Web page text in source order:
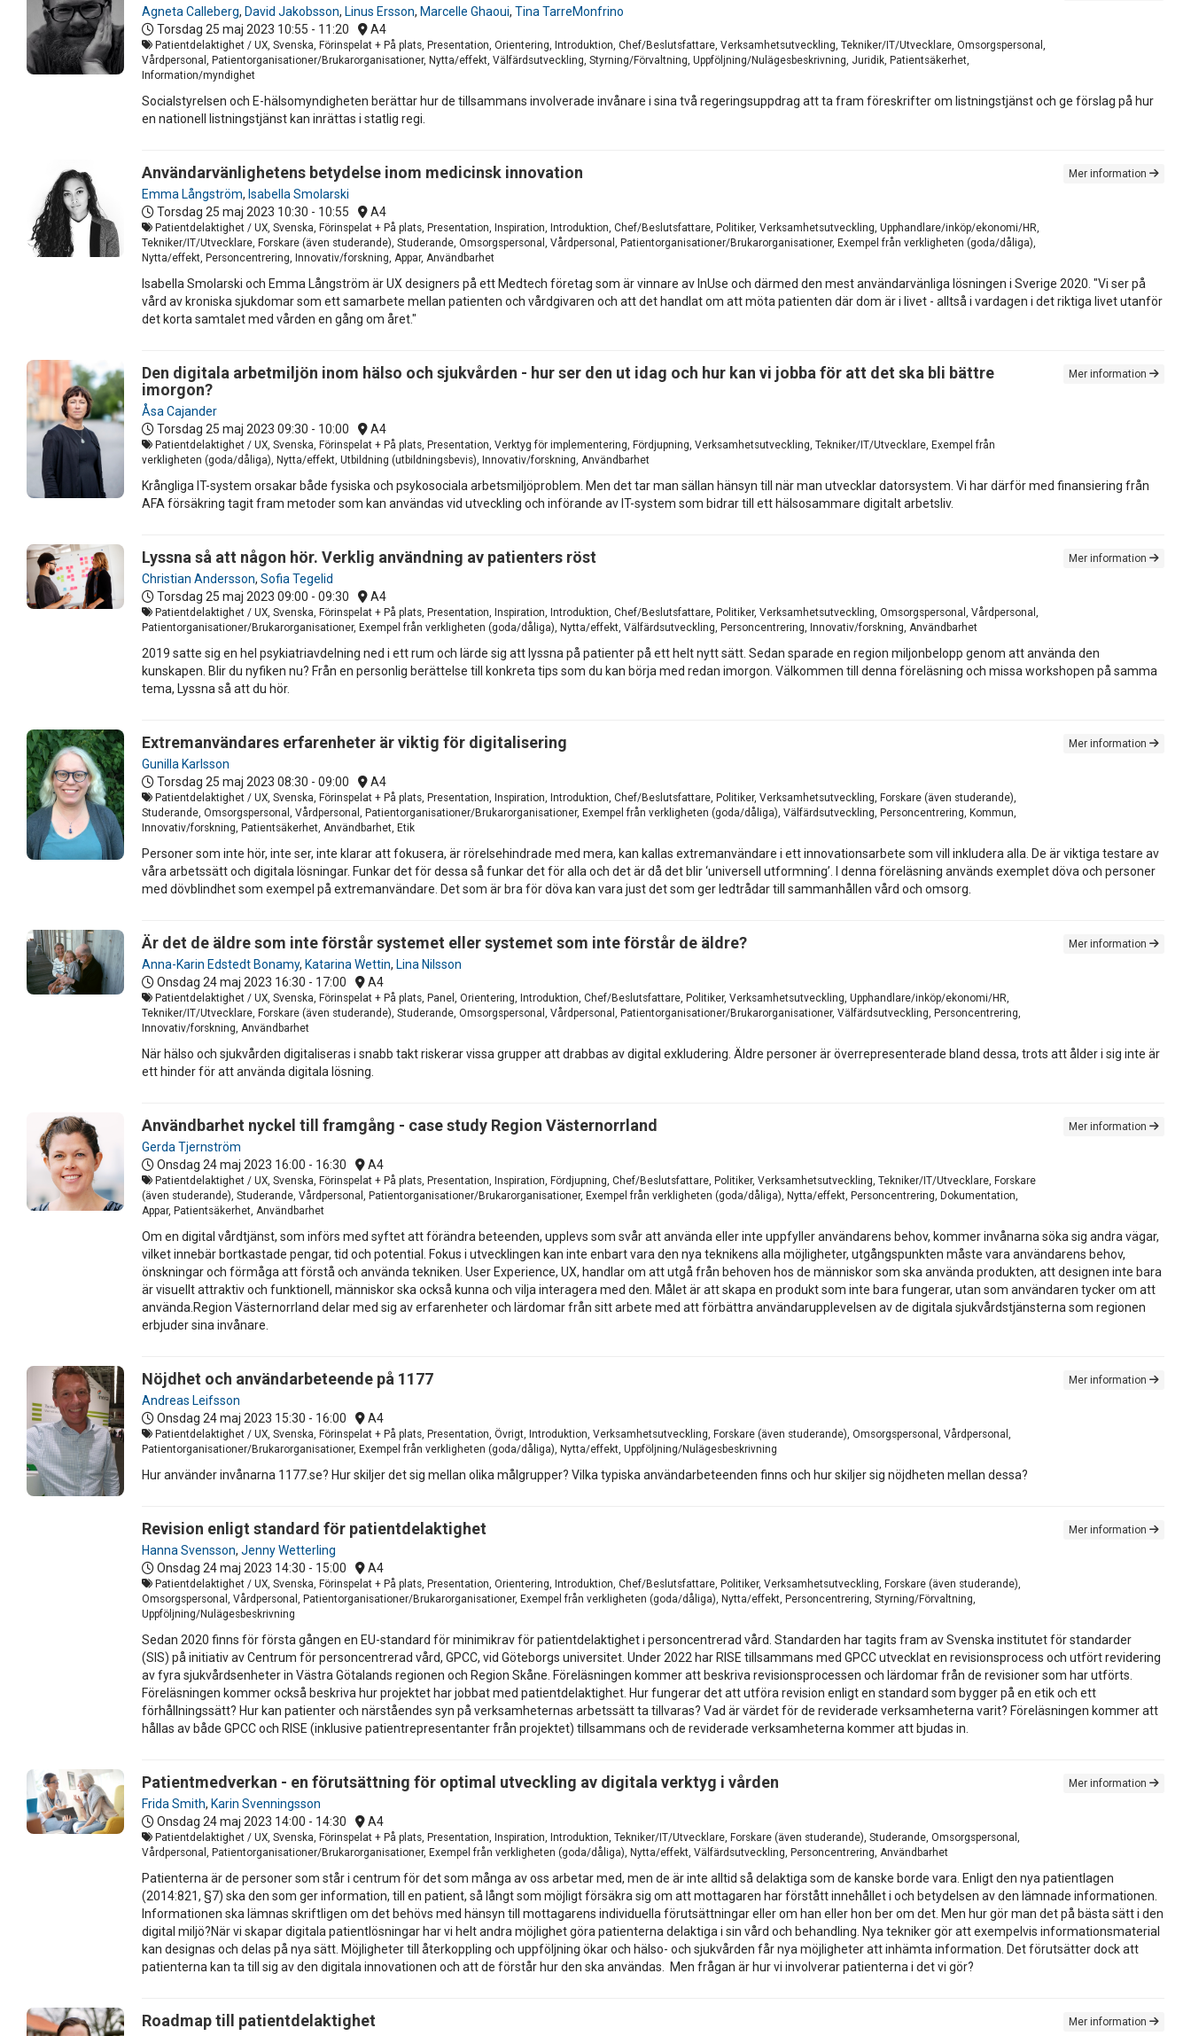
Agneta Calleberg, David Jakobsson, Linus Ersson, Marcelle Ghaoui, Tina TarreMonfrino
Torsdag 25 maj 2023 10:55 - 11:20 A4
Patientdelaktighet / UX, Svenska, Förinspelat + På plats, Presentation, Orientering, Introduktion, Chef/Beslutsfattare, Verksamhetsutveckling, Tekniker/IT/Utvecklare, Omsorgspersonal,
Vårdpersonal, Patientorganisationer/Brukarorganisationer, Nytta/effekt, Välfärdsutveckling, Styrning/Förvaltning, Uppföljning/Nulägesbeskrivning, Juridik, Patientsäkerhet,
Information/myndighet
Socialstyrelsen och E-hälsomyndigheten berättar hur de tillsammans involverade invånare i sina två regeringsuppdrag att ta fram föreskrifter om listningstjänst och ge förslag på hur
en nationell listningstjänst kan inrättas i statlig regi.
Användarvänlighetens betydelse inom medicinsk innovation
Emma Långström, Isabella Smolarski
Torsdag 25 maj 2023 10:30 - 10:55 A4
Patientdelaktighet / UX, Svenska, Förinspelat + På plats, Presentation, Inspiration, Introduktion, Chef/Beslutsfattare, Politiker, Verksamhetsutveckling, Upphandlare/inköp/ekonomi/HR,
Tekniker/IT/Utvecklare, Forskare (även studerande), Studerande, Omsorgspersonal, Vårdpersonal, Patientorganisationer/Brukarorganisationer, Exempel från verkligheten (goda/dåliga),
Nytta/effekt, Personcentrering, Innovativ/forskning, Appar, Användbarhet
Mer information
Isabella Smolarski och Emma Långström är UX designers på ett Medtech företag som är vinnare av InUse och därmed den mest användarvänliga lösningen i Sverige 2020. "Vi ser på
vård av kroniska sjukdomar som ett samarbete mellan patienten och vårdgivaren och att det handlat om att möta patienten där dom är i livet - alltså i vardagen i det riktiga livet utanför
det korta samtalet med vården en gång om året."
Den digitala arbetmiljön inom hälso och sjukvården - hur ser den ut idag och hur kan vi jobba för att det ska bli bättre
imorgon?
Åsa Cajander
Torsdag 25 maj 2023 09:30 - 10:00 A4
Patientdelaktighet / UX, Svenska, Förinspelat + På plats, Presentation, Verktyg för implementering, Fördjupning, Verksamhetsutveckling, Tekniker/IT/Utvecklare, Exempel från
verkligheten (goda/dåliga), Nytta/effekt, Utbildning (utbildningsbevis), Innovativ/forskning, Användbarhet
Mer information
Krångliga IT-system orsakar både fysiska och psykosociala arbetsmiljöproblem. Men det tar man sällan hänsyn till när man utvecklar datorsystem. Vi har därför med finansiering från
AFA försäkring tagit fram metoder som kan användas vid utveckling och införande av IT-system som bidrar till ett hälsosammare digitalt arbetsliv.
Lyssna så att någon hör. Verklig användning av patienters röst
Christian Andersson, Sofia Tegelid
Torsdag 25 maj 2023 09:00 - 09:30 A4
Patientdelaktighet / UX, Svenska, Förinspelat + På plats, Presentation, Inspiration, Introduktion, Chef/Beslutsfattare, Politiker, Verksamhetsutveckling, Omsorgspersonal, Vårdpersonal,
Patientorganisationer/Brukarorganisationer, Exempel från verkligheten (goda/dåliga), Nytta/effekt, Välfärdsutveckling, Personcentrering, Innovativ/forskning, Användbarhet
Mer information
2019 satte sig en hel psykiatriavdelning ned i ett rum och lärde sig att lyssna på patienter på ett helt nytt sätt. Sedan sparade en region miljonbelopp genom att använda den
kunskapen. Blir du nyfiken nu? Från en personlig berättelse till konkreta tips som du kan börja med redan imorgon. Välkommen till denna föreläsning och missa workshopen på samma
tema, Lyssna så att du hör.
Extremanvändares erfarenheter är viktig för digitalisering
Gunilla Karlsson
Torsdag 25 maj 2023 08:30 - 09:00 A4
Patientdelaktighet / UX, Svenska, Förinspelat + På plats, Presentation, Inspiration, Introduktion, Chef/Beslutsfattare, Politiker, Verksamhetsutveckling, Forskare (även studerande),
Studerande, Omsorgspersonal, Vårdpersonal, Patientorganisationer/Brukarorganisationer, Exempel från verkligheten (goda/dåliga), Välfärdsutveckling, Personcentrering, Kommun,
Innovativ/forskning, Patientsäkerhet, Användbarhet, Etik
Mer information
Personer som inte hör, inte ser, inte klarar att fokusera, är rörelsehindrade med mera, kan kallas extremanvändare i ett innovationsarbete som vill inkludera alla. De är viktiga testare av
våra arbetssätt och digitala lösningar. Funkar det för dessa så funkar det för alla och det är då det blir ‘universell utformning’. I denna föreläsning används exemplet döva och personer
med dövblindhet som exempel på extremanvändare. Det som är bra för döva kan vara just det som ger ledtrådar till sammanhållen vård och omsorg.
Är det de äldre som inte förstår systemet eller systemet som inte förstår de äldre?
Anna-Karin Edstedt Bonamy, Katarina Wettin, Lina Nilsson
Onsdag 24 maj 2023 16:30 - 17:00 A4
Patientdelaktighet / UX, Svenska, Förinspelat + På plats, Panel, Orientering, Introduktion, Chef/Beslutsfattare, Politiker, Verksamhetsutveckling, Upphandlare/inköp/ekonomi/HR,
Tekniker/IT/Utvecklare, Forskare (även studerande), Studerande, Omsorgspersonal, Vårdpersonal, Patientorganisationer/Brukarorganisationer, Välfärdsutveckling, Personcentrering,
Innovativ/forskning, Användbarhet
Mer information
När hälso och sjukvården digitaliseras i snabb takt riskerar vissa grupper att drabbas av digital exkludering. Äldre personer är överrepresenterade bland dessa, trots att ålder i sig inte är
ett hinder för att använda digitala lösning.
Användbarhet nyckel till framgång - case study Region Västernorrland
Gerda Tjernström
Onsdag 24 maj 2023 16:00 - 16:30 A4
Patientdelaktighet / UX, Svenska, Förinspelat + På plats, Presentation, Inspiration, Fördjupning, Chef/Beslutsfattare, Politiker, Verksamhetsutveckling, Tekniker/IT/Utvecklare, Forskare
(även studerande), Studerande, Vårdpersonal, Patientorganisationer/Brukarorganisationer, Exempel från verkligheten (goda/dåliga), Nytta/effekt, Personcentrering, Dokumentation,
Appar, Patientsäkerhet, Användbarhet
Mer information
Om en digital vårdtjänst, som införs med syftet att förändra beteenden, upplevs som svår att använda eller inte uppfyller användarens behov, kommer invånarna söka sig andra vägar,
vilket innebär bortkastade pengar, tid och potential. Fokus i utvecklingen kan inte enbart vara den nya teknikens alla möjligheter, utgångspunkten måste vara användarens behov,
önskningar och förmåga att förstå och använda tekniken. User Experience, UX, handlar om att utgå från behoven hos de människor som ska använda produkten, att designen inte bara
är visuellt attraktiv och funktionell, människor ska också kunna och vilja interagera med den. Målet är att skapa en produkt som inte bara fungerar, utan som användaren tycker om att
använda.Region Västernorrland delar med sig av erfarenheter och lärdomar från sitt arbete med att förbättra användarupplevelsen av de digitala sjukvårdstjänsterna som regionen
erbjuder sina invånare.
Nöjdhet och användarbeteende på 1177
Andreas Leifsson
Onsdag 24 maj 2023 15:30 - 16:00 A4
Patientdelaktighet / UX, Svenska, Förinspelat + På plats, Presentation, Övrigt, Introduktion, Verksamhetsutveckling, Forskare (även studerande), Omsorgspersonal, Vårdpersonal,
Patientorganisationer/Brukarorganisationer, Exempel från verkligheten (goda/dåliga), Nytta/effekt, Uppföljning/Nulägesbeskrivning
Mer information
Hur använder invånarna 1177.se? Hur skiljer det sig mellan olika målgrupper? Vilka typiska användarbeteenden finns och hur skiljer sig nöjdheten mellan dessa?
Revision enligt standard för patientdelaktighet
Hanna Svensson, Jenny Wetterling
Onsdag 24 maj 2023 14:30 - 15:00 A4
Patientdelaktighet / UX, Svenska, Förinspelat + På plats, Presentation, Orientering, Introduktion, Chef/Beslutsfattare, Politiker, Verksamhetsutveckling, Forskare (även studerande),
Omsorgspersonal, Vårdpersonal, Patientorganisationer/Brukarorganisationer, Exempel från verkligheten (goda/dåliga), Nytta/effekt, Personcentrering, Styrning/Förvaltning,
Uppföljning/Nulägesbeskrivning
Mer information
Sedan 2020 finns för första gången en EU-standard för minimikrav för patientdelaktighet i personcentrerad vård. Standarden har tagits fram av Svenska institutet för standarder
(SIS) på initiativ av Centrum för personcentrerad vård, GPCC, vid Göteborgs universitet. Under 2022 har RISE tillsammans med GPCC utvecklat en revisionsprocess och utfört revidering
av fyra sjukvårdsenheter in Västra Götalands regionen och Region Skåne. Föreläsningen kommer att beskriva revisionsprocessen och lärdomar från de revisioner som har utförts.
Föreläsningen kommer också beskriva hur projektet har jobbat med patientdelaktighet. Hur fungerar det att utföra revision enligt en standard som bygger på en etik och ett
förhållningssätt? Hur kan patienter och närståendes syn på verksamheternas arbetssätt ta tillvaras? Vad är värdet för de reviderade verksamheterna varit? Föreläsningen kommer att
hållas av både GPCC och RISE (inklusive patientrepresentanter från projektet) tillsammans och de reviderade verksamheterna kommer att bjudas in.
Patientmedverkan - en förutsättning för optimal utveckling av digitala verktyg i vården
Frida Smith, Karin Svenningsson
Onsdag 24 maj 2023 14:00 - 14:30 A4
Patientdelaktighet / UX, Svenska, Förinspelat + På plats, Presentation, Inspiration, Introduktion, Tekniker/IT/Utvecklare, Forskare (även studerande), Studerande, Omsorgspersonal,
Vårdpersonal, Patientorganisationer/Brukarorganisationer, Exempel från verkligheten (goda/dåliga), Nytta/effekt, Välfärdsutveckling, Personcentrering, Användbarhet
Mer information
Patienterna är de personer som står i centrum för det som många av oss arbetar med, men de är inte alltid så delaktiga som de kanske borde vara. Enligt den nya patientlagen
(2014:821, §7) ska den som ger information, till en patient, så långt som möjligt försäkra sig om att mottagaren har förstått innehållet i och betydelsen av den lämnade informationen.
Informationen ska lämnas skriftligen om det behövs med hänsyn till mottagarens individuella förutsättningar eller om han eller hon ber om det. Men hur gör man det på bästa sätt i den
digital miljö?När vi skapar digitala patientlösningar har vi helt andra möjlighet göra patienterna delaktiga i sin vård och behandling. Nya tekniker gör att exempelvis informationsmaterial
kan designas och delas på nya sätt. Möjligheter till återkoppling och uppföljning ökar och hälso- och sjukvården får nya möjligheter att inhämta information. Det förutsätter dock att
patienterna kan ta till sig av den digitala innovationen och att de förstår hur den ska användas. Men frågan är hur vi involverar patienterna i det vi gör?
Roadmap till patientdelaktighet Mer information